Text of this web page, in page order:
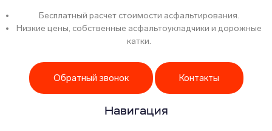
Бесплатный расчет стоимости асфальтирования.
Низкие цены, собственные асфальтоукладчики и дорожные
катки.
Обратный звонок Контакты
Навигация